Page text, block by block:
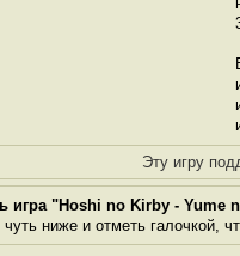
Эту игру
игра "Hoshi no Kirby - Yume
ниже и отметь галочкой,